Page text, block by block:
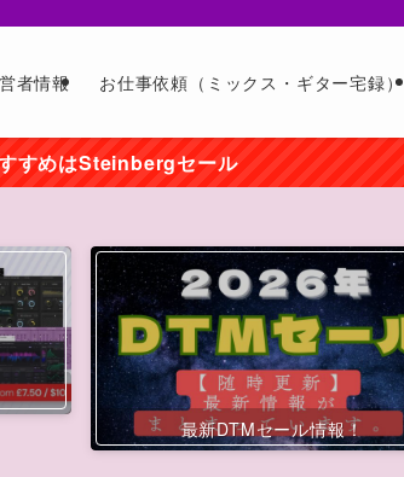
者情報 お仕事依頼（ミックス・ギター宅録）
すめはSteinbergセール
最新DTMセール情報！